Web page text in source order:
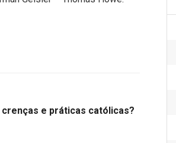
crenças e práticas católicas?